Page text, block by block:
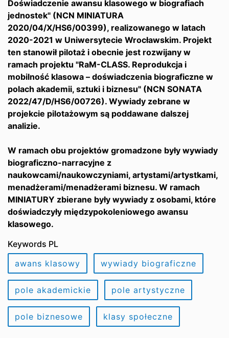
Doświadczenie awansu klasowego w biografiach
jednostek" (NCN MINIATURA
2020/04/X/HS6/00399), realizowanego w latach
2020-2021 w Uniwersytecie Wrocławskim. Projekt
ten stanowił pilotaż i obecnie jest rozwijany w
ramach projektu "RaM-CLASS. Reprodukcja i
mobilność klasowa – doświadczenia biograficzne w
polach akademii, sztuki i biznesu" (NCN SONATA
2022/47/D/HS6/00726). Wywiady zebrane w
projekcie pilotażowym są poddawane dalszej
analizie.
W ramach obu projektów gromadzone były wywiady
biograficzno-narracyjne z
naukowcami/naukowczyniami, artystami/artystkami,
menadżerami/menadżerami biznesu. W ramach
MINIATURY zbierane były wywiady z osobami, które
doświadczyły międzypokoleniowego awansu
klasowego.
Keywords PL
awans klasowy
wywiady biograficzne
pole akademickie pole artystyczne
pole biznesowe klasy społeczne